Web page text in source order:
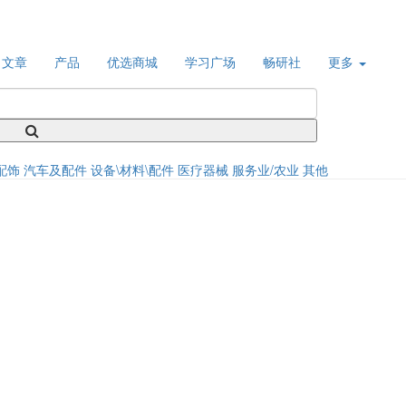
文章 产品 优选商城 学习广场 畅研社 更多
饰 汽车及配件 设备\材料\配件 医疗器械 服务业/农业 其他